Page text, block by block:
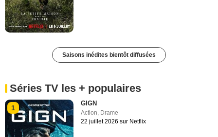
Saisons inédites bientôt diffusées
Séries TV les + populaires
1
GIGN
Action, Drame
22 juillet 2026 sur Netflix